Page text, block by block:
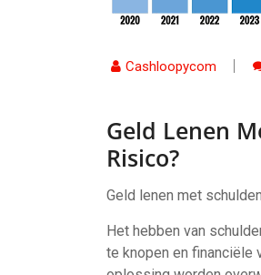
Cashloopycom
Geld Lenen
Risico?
Geld lenen met
Het hebben van
te knopen en financiële